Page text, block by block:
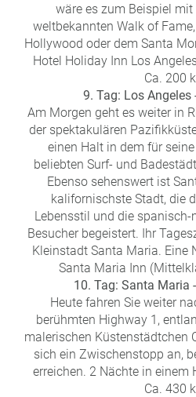
wäre es zum Beispiel
weltbekannten Walk of
Hollywood oder dem Santa
Hotel Holiday Inn Los
Ca. 200
9. Tag: Los Angeles
Am Morgen geht es weiter in
der spektakulären
einen Halt in dem für
beliebten Surf- und
Ebenso sehenswert ist
kalifornischste Stadt, die
Lebensstil und die
Besucher begeistert. Ihr
Kleinstadt Santa Maria. Eine
Santa Maria Inn
10. Tag: Santa Maria
Heute fahren Sie weiter
berühmten Highway 1,
malerischen Küstenstädtchen
sich ein Zwischenstopp an,
erreichen. 2 Nächte in einem
Ca. 430